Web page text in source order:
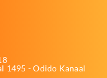
1495 - Odido Kanaal